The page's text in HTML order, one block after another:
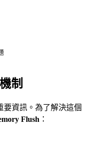
制
要資訊。為了解決這個
Flush ：